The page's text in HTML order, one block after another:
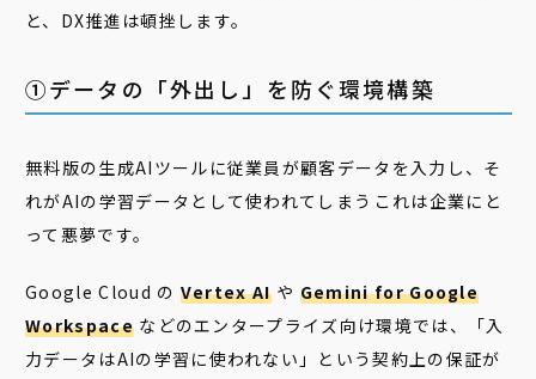
と、DX推進は頓挫します。
➀データの「外出し」を防ぐ環境構築
無料版の生成AIツールに従業員が顧客データを入力し、そ
れがAIの学習データとして使われてしまう――これは企業にと
って悪夢です。
Google Cloud の Vertex AIや Gemini for Google
Workspaceなどのエンタープライズ向け環境では、「入
力データはAIの学習に使われない」という契約上の保証が